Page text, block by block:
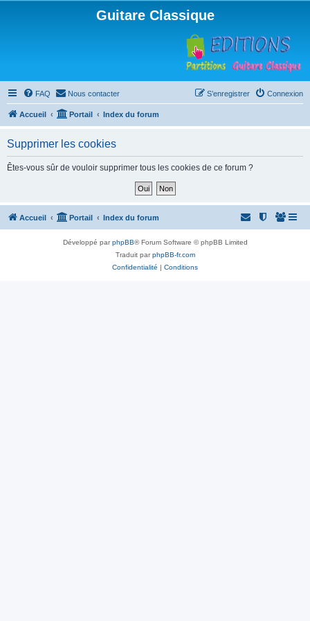
Guitare Classique
FAQ Nous contacter Connexion
S’enregistrer
Accueil Portail Index du forum
Supprimer les cookies
Êtes-vous sûr de vouloir supprimer tous les cookies de ce forum ?
Accueil Portail Index du forum
Développé parphpBB® Forum Software © phpBB Limited
Traduit parphpBB-fr.com
Confidentialité | Conditions